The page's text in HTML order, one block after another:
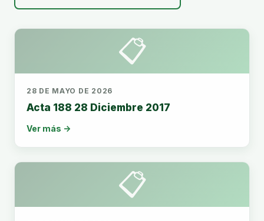
📋
28 DE MAYO DE 2026
Acta 188 28 Diciembre 2017
Ver más →
📋